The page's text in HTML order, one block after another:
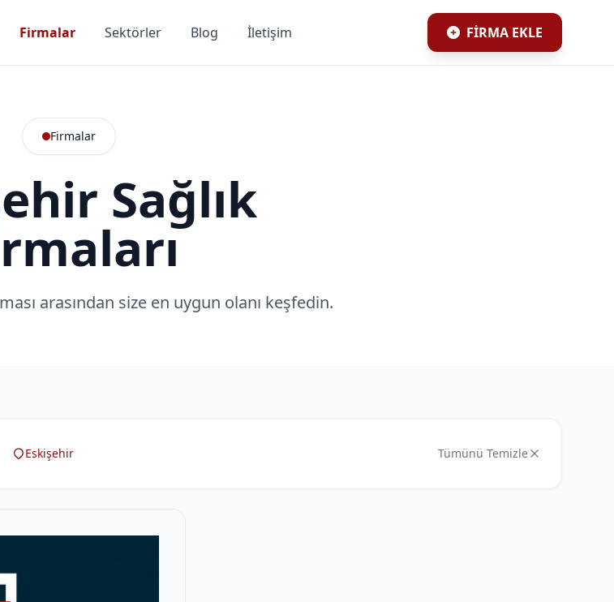
Firmalar Sektörler Blog İletişim FİRMA EKLE
Firmalar
Sağlık
arasından size en uygun olanı keşfedin.
Eskişehir Tümünü Temizle